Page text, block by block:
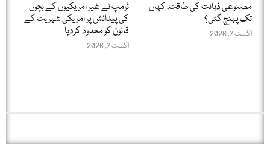
مصنوعی ذہانت کی طاقت، کہاں
تک پہنچ گئی؟
اگست 7, 2026
ٹرمپ نے غیر امریکیوں کے بچوں
کی پیدائش پر امریکی شہریت کے
قانون کو محدود کردیا
اگست 7, 2026